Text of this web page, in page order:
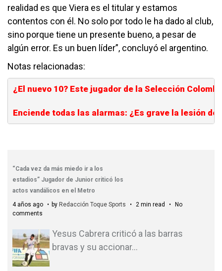
realidad es que Viera es el titular y estamos
contentos con él. No solo por todo le ha dado al club,
sino porque tiene un presente bueno, a pesar de
algún error. Es un buen líder”, concluyó el argentino.
Notas relacionadas:
¿El nuevo 10? Este jugador de la Selección
Enciende todas las alarmas: ¿Es grave la lesión de
“Cada vez da más miedo ir a los
estadios” Jugador de Junior criticó los
actos vandálicos en el Metro
4 años ago
by Redacción Toque Sports 2 min read
No
comments
Yesus Cabrera criticó a las barras
bravas y su accionar…